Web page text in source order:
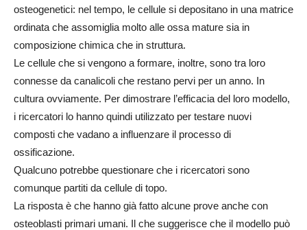
osteogenetici: nel tempo, le cellule si depositano in una matrice
ordinata che assomiglia molto alle ossa mature sia in
composizione chimica che in struttura.
Le cellule che si vengono a formare, inoltre, sono tra loro
connesse da canalicoli che restano pervi per un anno. In
cultura ovviamente. Per dimostrare l’efficacia del loro modello,
i ricercatori lo hanno quindi utilizzato per testare nuovi
composti che vadano a influenzare il processo di
ossificazione.
Qualcuno potrebbe questionare che i ricercatori sono
comunque partiti da cellule di topo.
La risposta è che hanno già fatto alcune prove anche con
osteoblasti primari umani. Il che suggerisce che il modello può